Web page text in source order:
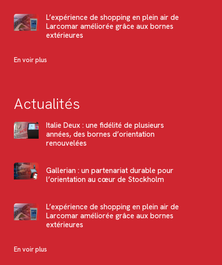
L’expérience de shopping en plein air de
Larcomar améliorée grâce aux bornes
extérieures
En voir plus
Actualités
Italie Deux : une fidélité de plusieurs
années, des bornes d’orientation
renouvelées
Gallerian : un partenariat durable pour
l’orientation au cœur de Stockholm
L’expérience de shopping en plein air de
Larcomar améliorée grâce aux bornes
extérieures
En voir plus